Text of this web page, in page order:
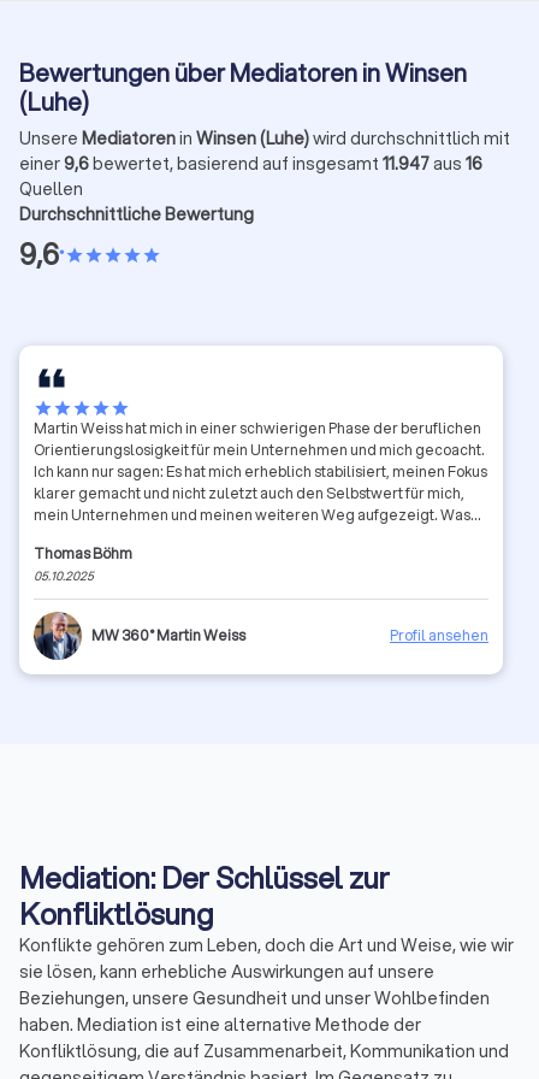
Bewertungen über Mediatoren in Winsen
(Luhe)
Unsere Mediatorenin Winsen (Luhe)wird durchschnittlich mit
einer9,6bewertet, basierend auf insgesamt 11.947aus 16
Quellen
Durchschnittliche Bewertung
9,6•starstarstarstarstar
starstarstarstarstar
Martin Weiss hat mich in einer schwierigen Phase der beruflichen
Orientierungslosigkeit für mein Unternehmen und mich gecoacht.
Ich kann nur sagen: Es hat mich erheblich stabilisiert, meinen Fokus
klarer gemacht und nicht zuletzt auch den Selbstwert für mich,
mein Unternehmen und meinen weiteren Weg aufgezeigt. Was
über eine ideale Kombination aus umfangreichem Fachwissen,
jahrelanger Erfahrung und psychologischem
Einfühlungsvermögen. Dies führt wiederum dazu, dass man bei
Herrn Weiss (anders als leider bei vielen anderen Coaches und
Beratern) keinerlei "Worthülsen" oder "Power-Point Romantik"
bekommt, sondern ehrliches Feedback. Das ist nicht immer schön
Thomas Böhm
05.10.2025
MW 360° Martin Weiss Profil ansehen
Mediation: Der Schlüssel zur
Konfliktlösung
Konflikte gehören zum Leben, doch die Art und Weise, wie wir
sie lösen, kann erhebliche Auswirkungen auf unsere
Beziehungen, unsere Gesundheit und unser Wohlbefinden
haben. Mediation ist eine alternative Methode der
Konfliktlösung, die auf Zusammenarbeit, Kommunikation und